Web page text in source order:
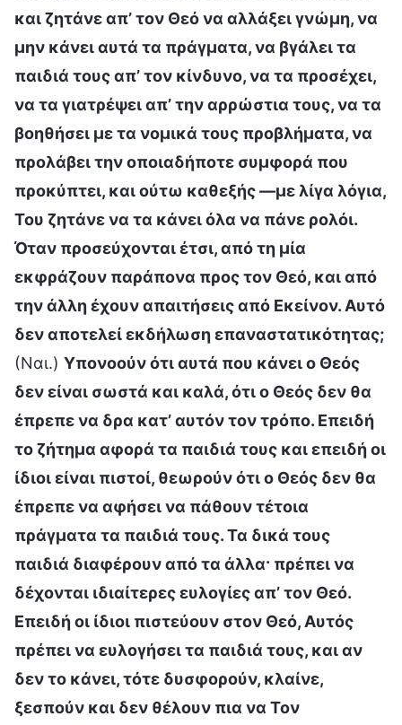
και ζητάνε απ’ τον Θεό να αλλάξει γνώμη, να
μην κάνει αυτά τα πράγματα, να βγάλει τα
παιδιά τους απ’ τον κίνδυνο, να τα προσέχει,
να τα γιατρέψει απ’ την αρρώστια τους, να τα
βοηθήσει με τα νομικά τους προβλήματα, να
προλάβει την οποιαδήποτε συμφορά που
προκύπτει, και ούτω καθεξής —με λίγα λόγια,
Του ζητάνε να τα κάνει όλα να πάνε ρολόι.
Όταν προσεύχονται έτσι, από τη μία
εκφράζουν παράπονα προς τον Θεό, και από
την άλλη έχουν απαιτήσεις από Εκείνον. Αυτό
δεν αποτελεί εκδήλωση επαναστατικότητας;
(Ναι.) Υπονοούν ότι αυτά που κάνει ο Θεός
δεν είναι σωστά και καλά, ότι ο Θεός δεν θα
έπρεπε να δρα κατ’ αυτόν τον τρόπο. Επειδή
το ζήτημα αφορά τα παιδιά τους και επειδή οι
ίδιοι είναι πιστοί, θεωρούν ότι ο Θεός δεν θα
έπρεπε να αφήσει να πάθουν τέτοια
πράγματα τα παιδιά τους. Τα δικά τους
παιδιά διαφέρουν από τα άλλα· πρέπει να
δέχονται ιδιαίτερες ευλογίες απ’ τον Θεό.
Επειδή οι ίδιοι πιστεύουν στον Θεό, Αυτός
πρέπει να ευλογήσει τα παιδιά τους, και αν
δεν το κάνει, τότε δυσφορούν, κλαίνε,
ξεσπούν και δεν θέλουν πια να Τον